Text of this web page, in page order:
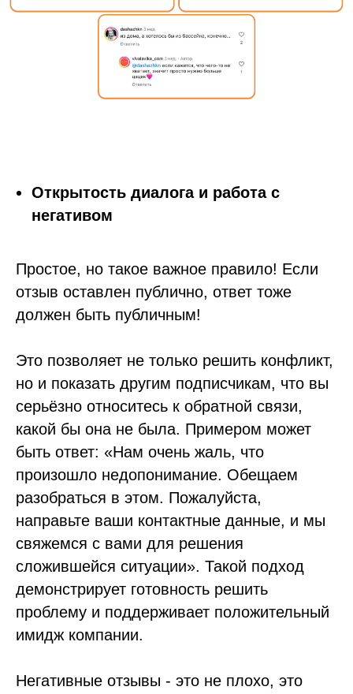
Открытость диалога и работа с
негативом
Простое, но такое важное правило! Если
отзыв оставлен публично, ответ тоже
должен быть публичным!
Это позволяет не только решить конфликт,
но и показать другим подписчикам, что вы
серьёзно относитесь к обратной связи,
какой бы она не была. Примером может
быть ответ: «Нам очень жаль, что
произошло недопонимание. Обещаем
разобраться в этом. Пожалуйста,
направьте ваши контактные данные, и мы
свяжемся с вами для решения
сложившейся ситуации». Такой подход
демонстрирует готовность решить
проблему и поддерживает положительный
имидж компании.
Негативные отзывы - это не плохо, это